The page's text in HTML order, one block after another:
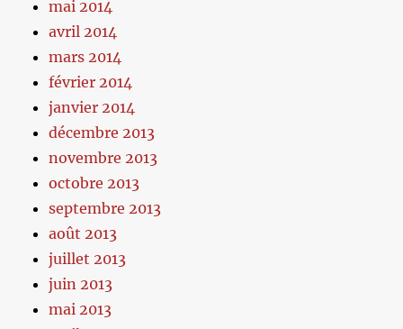
mai 2014
avril 2014
mars 2014
février 2014
janvier 2014
décembre 2013
novembre 2013
octobre 2013
septembre 2013
août 2013
juillet 2013
juin 2013
mai 2013